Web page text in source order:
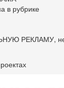
в рубрике
РЕКЛАМУ, не